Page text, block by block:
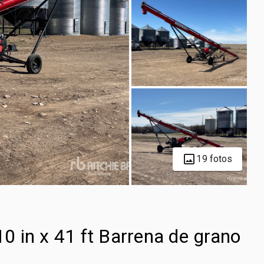
19 fotos
in x 41 ft Barrena de grano